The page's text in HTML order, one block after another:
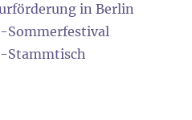
in Berlin
Sommerfestival
Stammtisch